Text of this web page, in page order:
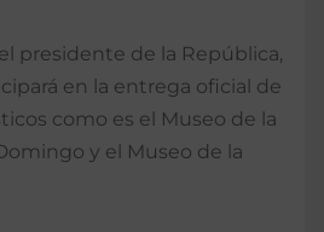
presidente de la República,
en la entrega oficial de
como es el Museo de la
y el Museo de la